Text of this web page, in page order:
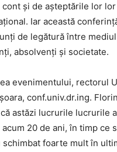
și de așteptările lor
Iar această
de legătură între
absolvenți și societate.
evenimentului, rectorul
conf.univ.dr.ing.
astăzi lucrurile lucrurile
20 de ani, în timp ce
schimbat foarte mult în